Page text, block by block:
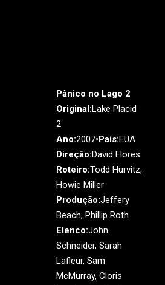
Pânico no Lago 2
Original:Lake Placid
2
Ano:2007•País:EUA
Direção:David Flores
Roteiro:Todd Hurvitz,
Howie Miller
Produção:Jeffery
Beach, Phillip Roth
Elenco:John
Schneider, Sarah
Lafleur, Sam
McMurray, Cloris